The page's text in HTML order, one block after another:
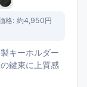
格: 約4,950円
キーホルダー
鍵束に上質感